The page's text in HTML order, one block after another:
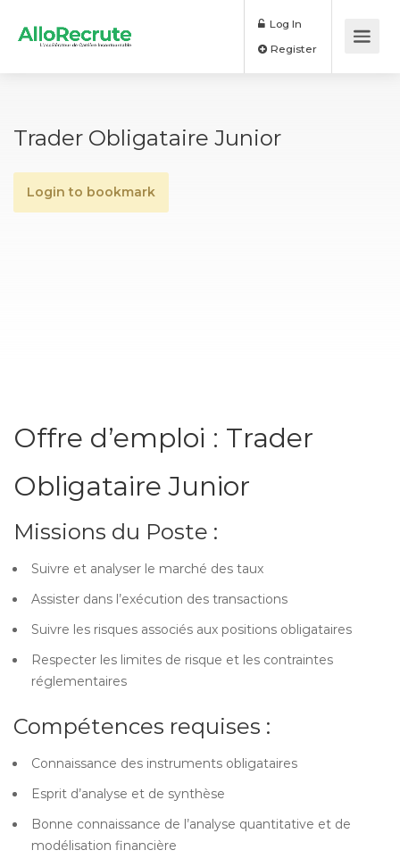
Log In
Trader Obligataire Junior
Login to bookmark
Offre d’emploi : Trader
Obligataire Junior
Missions du Poste :
Suivre et analyser le marché des taux
Assister dans l’exécution des transactions
Suivre les risques associés aux positions obligataires
Respecter les limites de risque et les contraintes
réglementaires
Compétences requises :
Connaissance des instruments obligataires
Esprit d’analyse et de synthèse
Bonne connaissance de l’analyse quantitative et de
modélisation financière